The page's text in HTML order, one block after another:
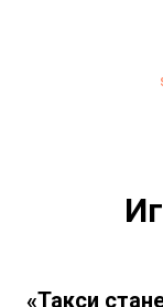
«Такси